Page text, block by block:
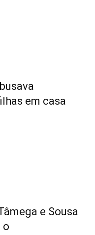
em casa
e Sousa
o